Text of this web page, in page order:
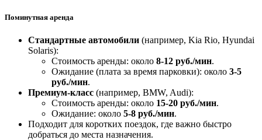
Поминутная аренда
Стандартные автомобили (например, Kia Rio, Hyundai
Solaris):
Стоимость аренды: около 8-12 руб./мин.
Ожидание (плата за время парковки): около 3-5
руб./мин.
Премиум-класс (например, BMW, Audi):
Стоимость аренды: около 15-20 руб./мин.
Ожидание: около 5-8 руб./мин.
Подходит для коротких поездок, где важно быстро
добраться до места назначения.